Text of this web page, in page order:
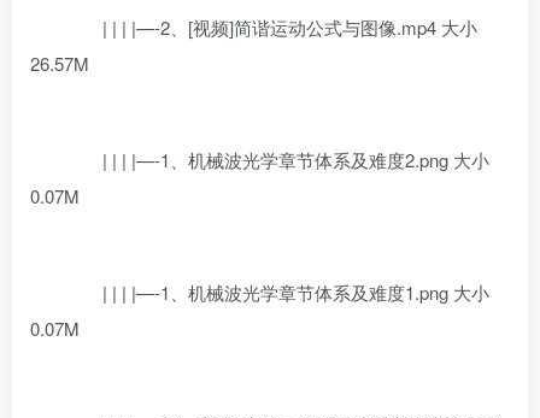
| | | |—-2、[视频]简谐运动公式与图像.mp4 大小
26.57M
| | | |—-1、机械波光学章节体系及难度2.png 大小
0.07M
| | | |—-1、机械波光学章节体系及难度1.png 大小
0.07M